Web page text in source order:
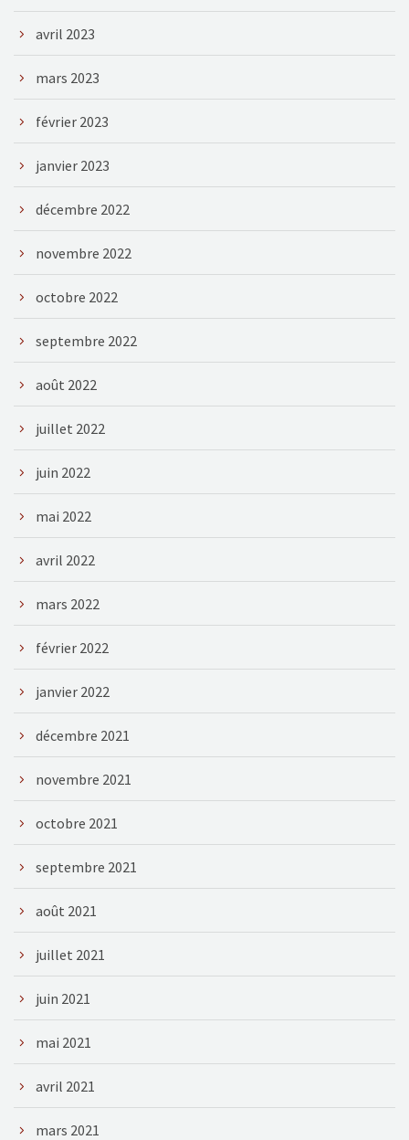
avril 2023
mars 2023
février 2023
janvier 2023
décembre 2022
novembre 2022
octobre 2022
septembre 2022
août 2022
juillet 2022
juin 2022
mai 2022
avril 2022
mars 2022
février 2022
janvier 2022
décembre 2021
novembre 2021
octobre 2021
septembre 2021
août 2021
juillet 2021
juin 2021
mai 2021
avril 2021
mars 2021